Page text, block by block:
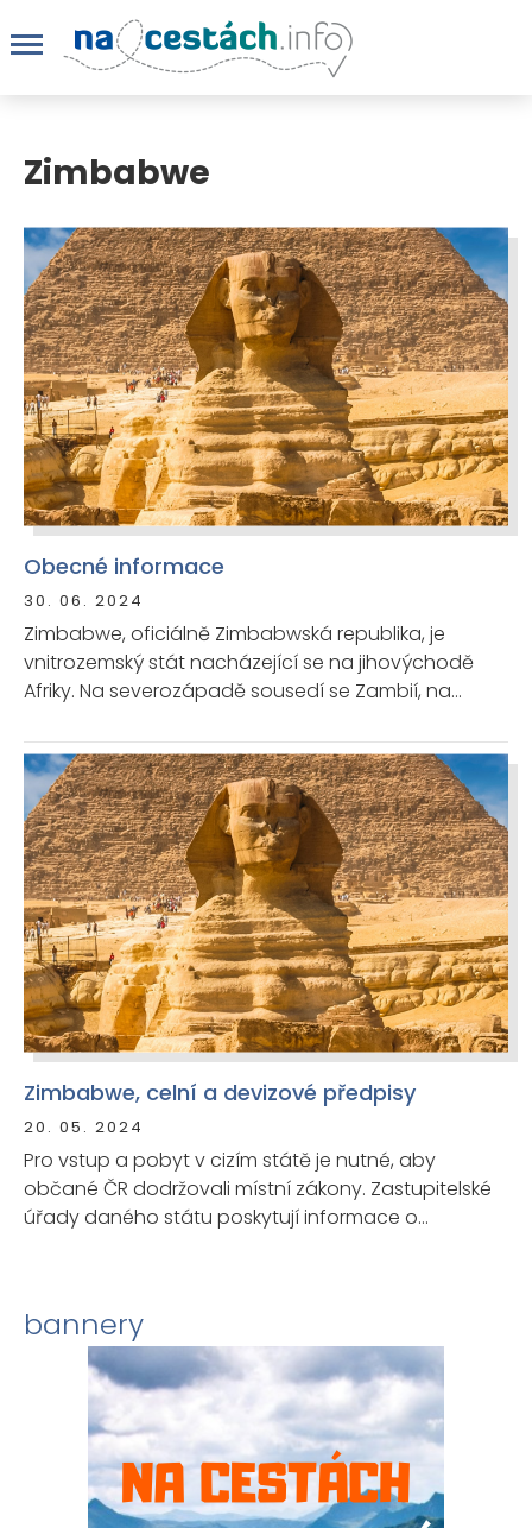
Zimbabwe
Obecné informace
30. 06. 2024
Zimbabwe, oficiálně Zimbabwská republika, je
vnitrozemský stát nacházející se na jihovýchodě
Afriky. Na severozápadě sousedí se Zambií, na
republikou a na jihozápadě s Botswanou.
Zimbabwe, celní a devizové předpisy
20. 05. 2024
Pro vstup a pobyt v cizím státě je nutné, aby
občané ČR dodržovali místní zákony. Zastupitelské
úřady daného státu poskytují informace o
bannery